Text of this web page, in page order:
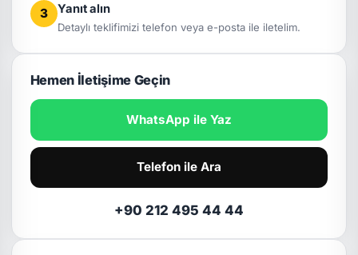
3 Yanıt alın
Detaylı teklifimizi telefon veya e-posta ile iletelim.
Hemen İletişime Geçin
WhatsApp ile Yaz
Telefon ile Ara
+90 212 495 44 44